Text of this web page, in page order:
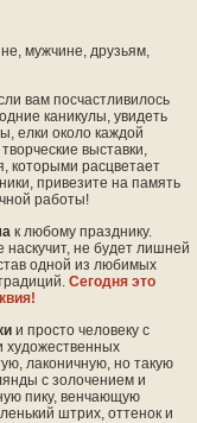
мужчине, друзьям,
вам посчастливилось
каникулы, увидеть
елки около каждой
выставки,
которыми расцветает
привезите на память
работы!
к любому празднику.
наскучит, не будет лишней
одной из любимых
Сегодня это
и просто человеку с
художественных
лаконичную, но такую
с золочением и
пику, венчающую
штрих, оттенок и